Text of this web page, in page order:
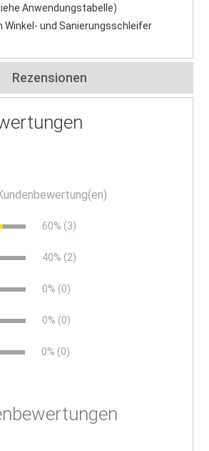
Anwendungstabelle)
Winkel- und Sanierungsschleifer
Rezensionen
60% (3)
40% (2)
0% (0)
0% (0)
0% (0)